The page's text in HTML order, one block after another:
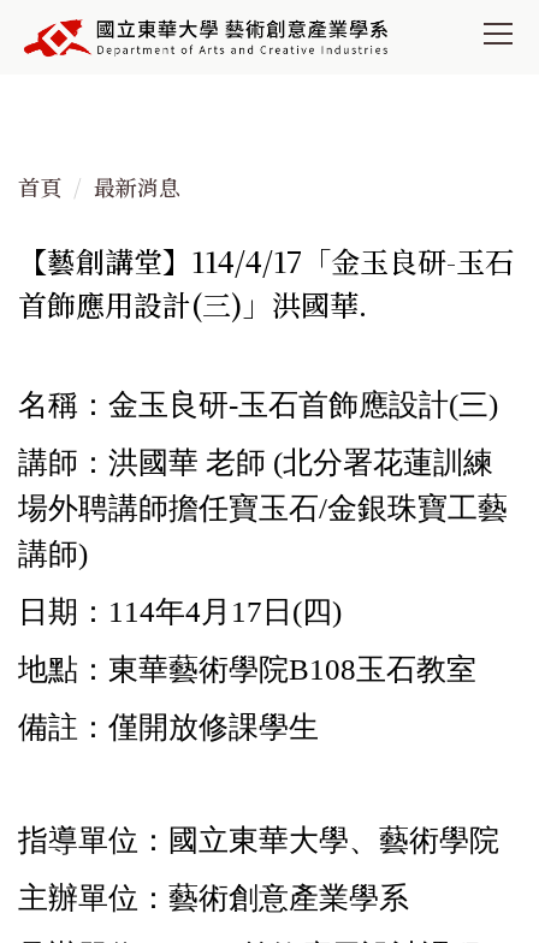
到
容
首頁 最新消息
【藝創講堂】114/4/17「金玉良研-玉石
首飾應用設計(三)」洪國華.
名稱：金玉良研-玉石首飾應設計(三)
講師：洪國華 老師 (北分署花蓮訓練
場外聘講師擔任寶玉石/金銀珠寶工藝
講師)
日期：114年4月17日(四)
地點：東華藝術學院B108玉石教室
備註：僅開放修課學生
指導單位：國立東華大學、藝術學院
主辦單位：藝術創意產業學系